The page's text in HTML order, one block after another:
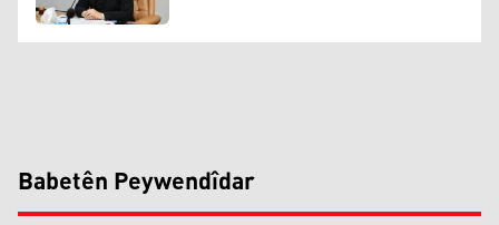
Babetên Peywendîdar